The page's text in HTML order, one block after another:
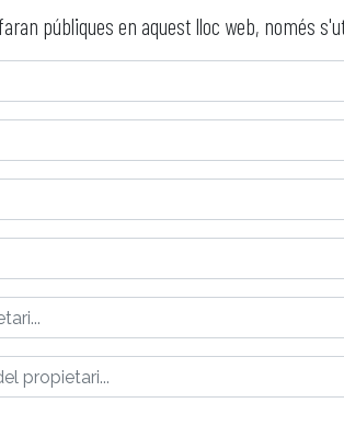
públiques en aquest lloc web, només